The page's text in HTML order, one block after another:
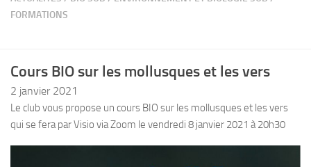
EVENEMENTS
Bienvenue
Contacts
Documents utiles
FORMATIONS
Cours BIO sur les mollusques et les vers
2 janvier 2021
Le club vous propose un cours BIO sur les mollusques et les vers
qui se fera par Visio via Zoom le vendredi 8 janvier 2021 à 20h30